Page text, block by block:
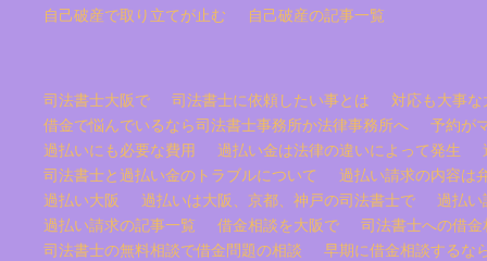
自己破産で取り立てが止む
自己破産の記事一覧
司法書士大阪で 司法書士に依頼したい事とは
対応も大事
借金で悩んでいるなら司法書士事務所か法律事務所へ
予約が
過払いにも必要な費用
過払い金は法律の違いによって発生
司法書士と過払い金のトラブルについて
過払い請求の内容は
過払い大阪
過払いは大阪、京都、神戸の司法書士で
過払い
過払い請求の記事一覧
借金相談を大阪で
司法書士への借
司法書士の無料相談で借金問題の相談
早期に借金相談するな